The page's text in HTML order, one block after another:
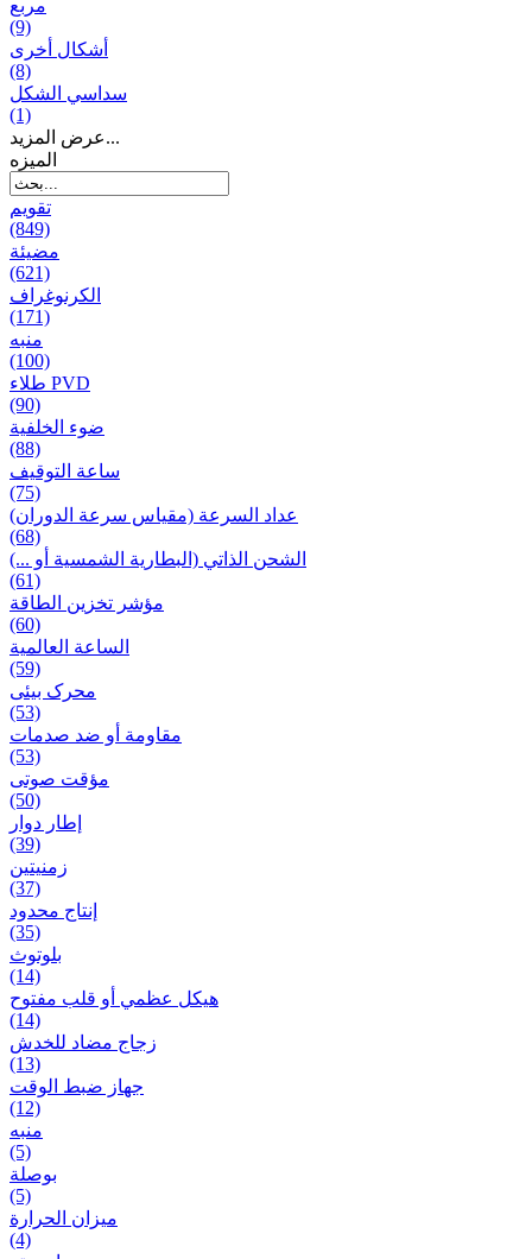
مربع
(9)
أشكال أخرى
(8)
سداسي الشكل
(1)
عرض المزيد...
المیزه
تقويم
(849)
مضيئة
(621)
الكرنوغراف
(171)
منبه
(100)
طلاء PVD
(90)
ضوء الخلفية
(88)
ساعة التوقيف
(75)
عداد السرعة (مقياس سرعة الدوران)
(68)
الشحن الذاتي (البطارية الشمسية أو ...)
(61)
مؤشر تخزين الطاقة
(60)
الساعة العالمية
(59)
محرک بیئی
(53)
مقاومة أو ضد صدمات
(53)
مؤقت صوتی
(50)
إطار دوار
(39)
زمنیتین
(37)
إنتاج محدود
(35)
بلوتوث
(14)
هيكل عظمي أو قلب مفتوح
(14)
زجاج مضاد للخدش
(13)
جهاز ضبط الوقت
(12)
منبه
(5)
بوصلة
(5)
ميزان الحرارة
(4)